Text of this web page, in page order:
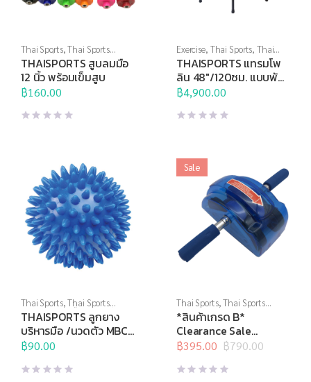
Thai Sports,Thai Sports
Brand,ที่สูบลม,อุปกรณ์สนาม
THAISPORTS สูบลมมือ
12 นิ้ว พร้อมเข็มสูบ
฿160.00
Exercise, Thai Sports, Thai
Sports Brand,อุปกรณ์บริหาร
กาย,แทรมโพลีน
THAISPORTS แทรมโพ
ลิน 48″/120ซม. แบบพับ
ได้ และมีราวจับ
฿4,900.00
Thai Sports,Thai Sports
Brand,บริหารมือ, อุปกรณ์คลาย
กล้ามเนื้อ,อุปกรณ์นวด ,อุปกรณ์
บริหารกาย,อุปกรณ์สุขภาพเพื่อ
ผู้สูงวัย,อุปกรณ์เพื่อสุขภาพ
THAISPORTS ลูกยาง
บริหารมือ /นวดตัว MBC-
07 (อัน)
฿90.00
Sale
Thai Sports,Thai Sports
Brand,บริหารแกนกลางลำตัว
ล้อบริหาร, สินค้าล็อตสุดท้าย
อุปกรณ์บริหารกาย
*สินค้าเกรด B*
Clearance Sale
THAISPORTS ล้อบริหาร
slide GX-ASV
฿790.00
Original
price
was:
฿395.00
Current
price
is: